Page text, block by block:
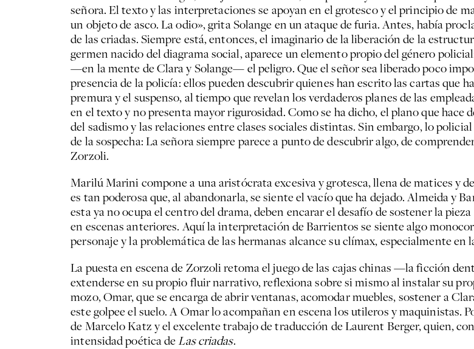
señora. El texto y las interpretaciones se apoyan en el grotesco y el principio de
un objeto de asco. La odio», grita Solange en un ataque de furia. Antes, había
de las criadas. Siempre está, entonces, el imaginario de la liberación de la
germen nacido del diagrama social, aparece un elemento propio del género
—en la mente de Clara y Solange— el peligro. Que el señor sea liberado poco
presencia de la policía: ellos pueden descubrir quienes han escrito las cartas que
premura y el suspenso, al tiempo que revelan los verdaderos planes de las
en el texto y no presenta mayor rigurosidad. Como se ha dicho, el plano que hace
del sadismo y las relaciones entre clases sociales distintas. Sin embargo, lo
de la sospecha: La señora siempre parece a punto de descubrir algo, de
Zorzoli.
Marilú Marini compone a una aristócrata excesiva y grotesca, llena de matices y
es tan poderosa que, al abandonarla, se siente el vacío que ha dejado. Almeida y
esta ya no ocupa el centro del drama, deben encarar el desafío de sostener la
en escenas anteriores. Aquí la interpretación de Barrientos se siente algo
personaje y la problemática de las hermanas alcance su clímax, especialmente
La puesta en escena de Zorzoli retoma el juego de las cajas chinas —la ficción
extenderse en su propio fluir narrativo, reflexiona sobre si mismo al instalar su
mozo, Omar, que se encarga de abrir ventanas, acomodar muebles, sostener a
este golpee el suelo. A Omar lo acompañan en escena los utileros y
de Marcelo Katz y el excelente trabajo de traducción de Laurent Berger, quien,
intensidad poética deLas criadas.